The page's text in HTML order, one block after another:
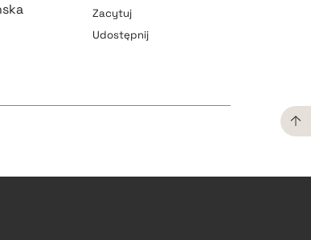
pobierz cytat
Zacytuj
Udostępnij